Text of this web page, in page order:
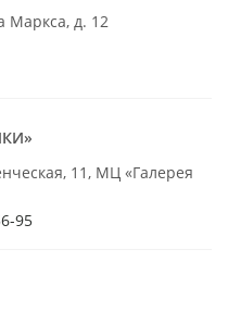
Маркса, д. 12
11, МЦ «Галерея
95